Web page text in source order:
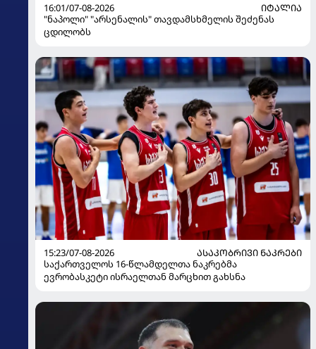
16:01/07-08-2026
ᲘᲢᲐᲚᲘᲐ
"ნაპოლი" "არსენალის" თავდამსხმელის შეძენას
ცდილობს
15:23/07-08-2026
ᲐᲡᲐᲙᲝᲑᲠᲘᲕᲘ ᲜᲐᲙᲠᲔᲑᲘ
საქართველოს 16-წლამდელთა ნაკრებმა
ევრობასკეტი ისრაელთან მარცხით გახსნა